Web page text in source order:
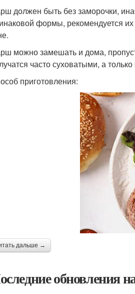
должен быть без заморочки,
формы, рекомендуется
можно замешать и дома,
часто суховатыми, а
приготовления:
дальше →
обновления